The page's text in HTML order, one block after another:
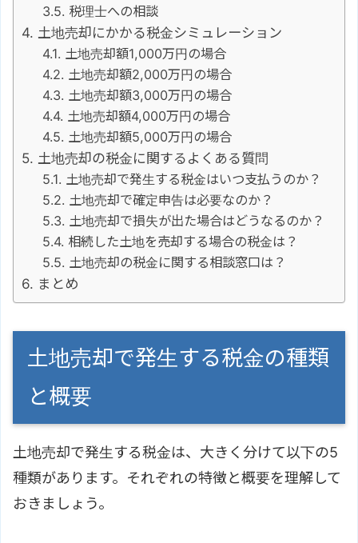
税理士への相談
土地売却にかかる税金シミュレーション
土地売却額1,000万円の場合
土地売却額2,000万円の場合
土地売却額3,000万円の場合
土地売却額4,000万円の場合
土地売却額5,000万円の場合
土地売却の税金に関するよくある質問
土地売却で発生する税金はいつ支払うのか？
土地売却で確定申告は必要なのか？
土地売却で損失が出た場合はどうなるのか？
相続した土地を売却する場合の税金は？
土地売却の税金に関する相談窓口は？
まとめ
土地売却で発生する税金の種類
と概要
土地売却で発生する税金は、大きく分けて以下の5
種類があります。それぞれの特徴と概要を理解して
おきましょう。